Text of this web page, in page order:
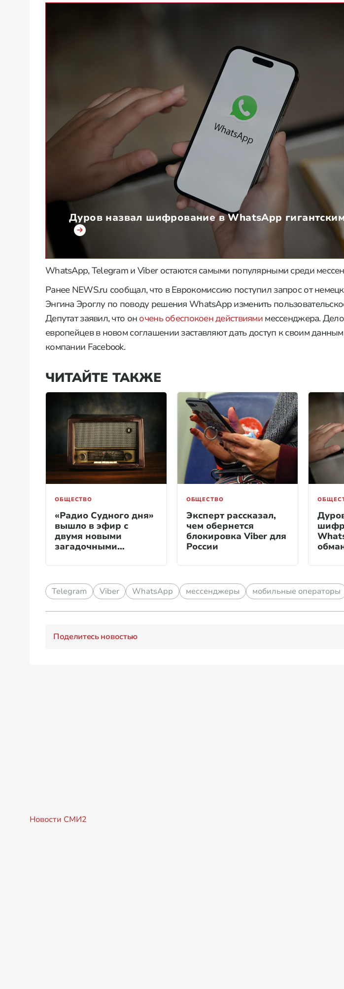
Дуров назвал шифрование в WhatsApp
WhatsApp, Telegram и Viber остаются самыми популярными среди
Ранее NEWS.ru сообщал, что в Еврокомиссию поступил запрос от
Энгина Эроглу по поводу решения WhatsApp изменить
Депутат заявил, что он очень обеспокоен действиями мессенджера.
европейцев в новом соглашении заставляют дать доступ к своим
компании Facebook.
ЧИТАЙТЕ ТАКЖЕ
ОБЩЕСТВО
«Радио Судного дня»
вышло в эфир с
двумя новыми
загадочными
ОБЩЕСТВО
Эксперт рассказал,
чем обернется
блокировка Viber для
России
Telegram Viber WhatsApp мессенджеры мобильные операторы
Поделитесь новостью
Новости СМИ2